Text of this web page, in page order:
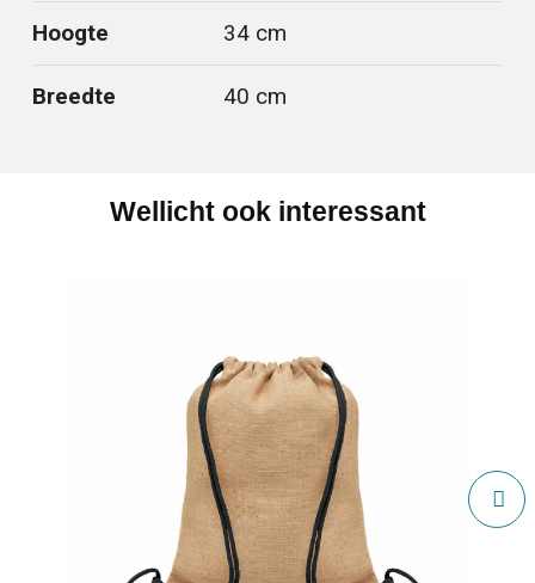
Hoogte 34 cm
Breedte 40 cm
Wellicht ook interessant